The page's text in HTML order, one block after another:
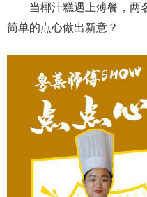
当椰汁糕遇上薄餐，两
简单的点心做出新意？